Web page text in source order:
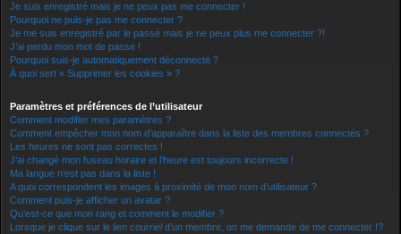
c
Je suis enregistré mais je ne peux pas me connecter !
Pourquoi ne puis-je pas me connecter ?
Je me suis enregistré par le passé mais je ne peux plus me connecter ?!
J’ai perdu mon mot de passe !
Pourquoi suis-je automatiquement déconnecté ?
À quoi sert « Supprimer les cookies » ?
Paramètres et préférences de l’utilisateur
Comment modifier mes paramètres ?
Comment empêcher mon nom d’apparaître dans la liste des membres connectés ?
Les heures ne sont pas correctes !
J’ai changé mon fuseau horaire et l’heure est toujours incorrecte !
Ma langue n’est pas dans la liste !
A quoi correspondent les images à proximité de mon nom d’utilisateur ?
Comment puis-je afficher un avatar ?
Qu’est-ce que mon rang et comment le modifier ?
Lorsque je clique sur le lien courrield’un membre, on me demande de me connecter !?